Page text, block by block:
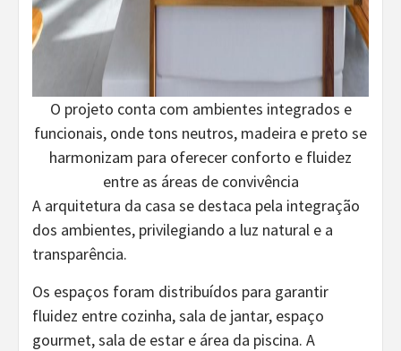
O projeto conta com ambientes integrados e
funcionais, onde tons neutros, madeira e preto se
harmonizam para oferecer conforto e fluidez
entre as áreas de convivência
A arquitetura da casa se destaca pela integração
dos ambientes, privilegiando a luz natural e a
transparência.
Os espaços foram distribuídos para garantir
fluidez entre cozinha, sala de jantar, espaço
gourmet, sala de estar e área da piscina. A